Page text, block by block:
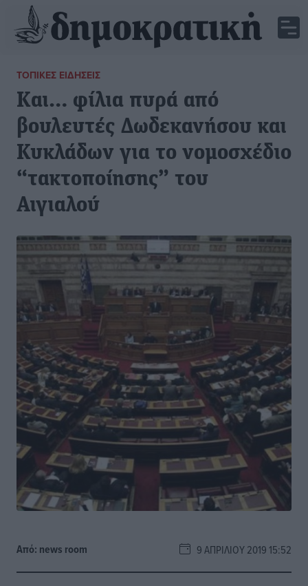
ΤΟΠΙΚΈΣ ΕΙΔΉΣΕΙΣ
Και… φίλια πυρά από
βουλευτές Δωδεκανήσου και
Κυκλάδων για το νομοσχέδιο
“τακτοποίησης” του
Αιγιαλού
Από: news room 9 ΑΠΡΙΛΊΟΥ 2019 15:52